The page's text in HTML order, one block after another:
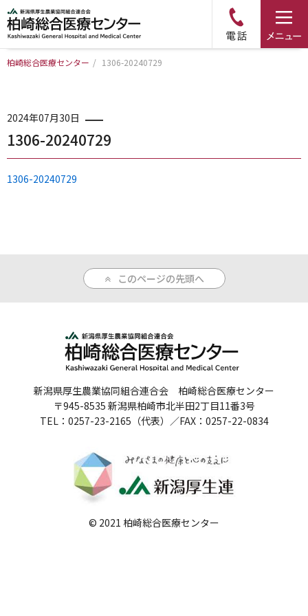
病院について
診療科・部門のご案内
入院のご案内
医療関係者の方へ
病院誌
個人情報保護方針
反社会的勢力に対する基本方針
院内感染対策指針
柏崎総合医療センター / 1306-20240729
2024年07月30日
1306-20240729
1306-20240729
このページの先頭へ
新潟県厚生農業協同組合連合会 柏崎総合医療センター
〒945-8535 新潟県柏崎市北半田2丁目11番3号
TEL：0257-23-2165（代表）／FAX：0257-22-0834
© 2021 柏崎総合医療センター